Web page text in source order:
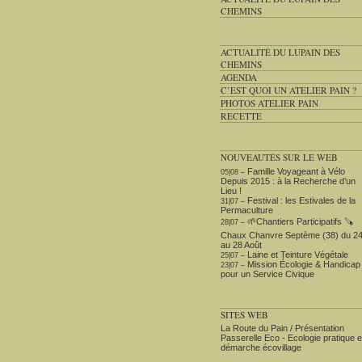
CHEMINS
ACTUALITÉ DU LUPAIN DES
CHEMINS
AGENDA
C’EST QUOI UN ATELIER PAIN ?
PHOTOS ATELIER PAIN
RECETTE
NOUVEAUTÉS SUR LE WEB
05|08 – Famille Voyageant à Vélo
Depuis 2015 : à la Recherche d’un
Lieu !
31|07 – Festival : les Estivales de la
Permaculture
28|07 –🌱Chantiers Participatifs 🪚​
Chaux Chanvre Septème (38) du
au 28 Août
25|07 – Laine et Teinture Végétale
23|07 – Mission Écologie & Handicap
pour un Service Civique
SITES WEB
La Route du Pain / Présentation
Passerelle Eco - Ecologie pratique
démarche écovillage